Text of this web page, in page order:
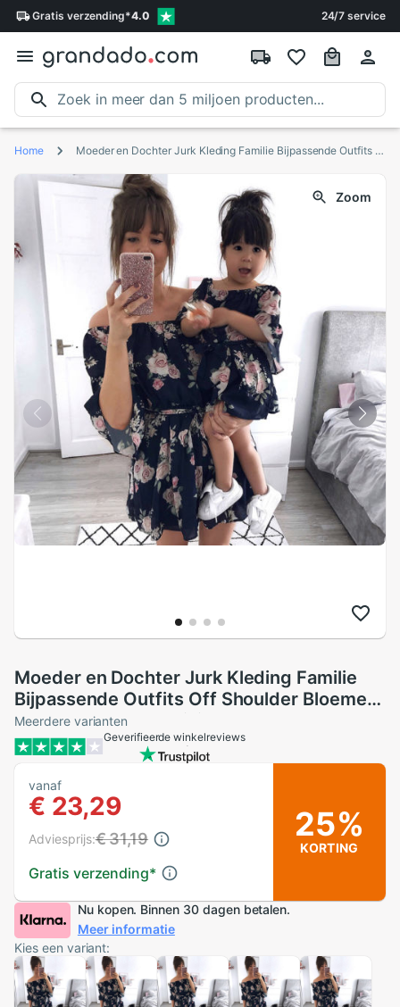
Gratis verzending*4.0 24/7 service
Home Moeder en Dochter Jurk Kleding Familie Bijpassende Outfits Off Shoulder Bloemen Zomer Vrouwen Meisjes Boho Jurken Zonnejurk
Zoom
Moeder en Dochter Jurk Kleding Familie
Bijpassende Outfits Off Shoulder Bloemen
Zomer Vrouwen Meisjes Boho Jurken
Zonnejurk
Meerdere varianten
Geverifieerde winkelreviews
vanaf
€ 23,29
Gratis verzending*
Adviesprijs:€ 31,19 25%
KORTING
Nu kopen. Binnen 30 dagen betalen.
Meer informatie
Kies een variant: